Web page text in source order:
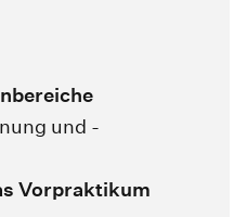
und -
Vorpraktikum